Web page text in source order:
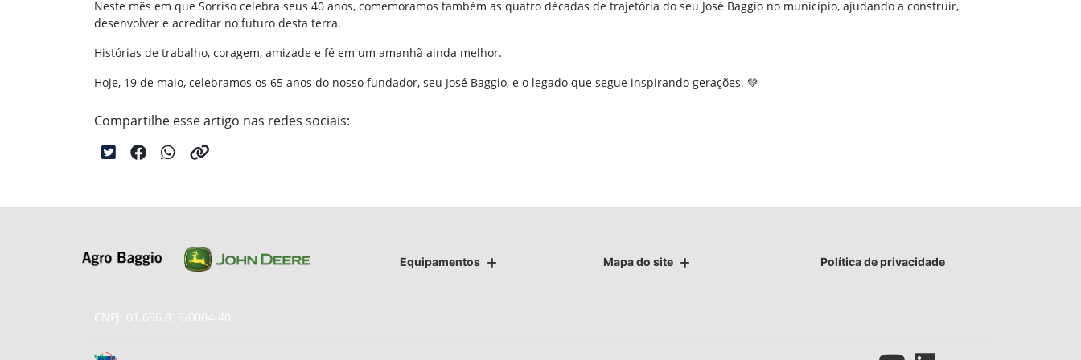
Neste mês em que Sorriso celebra seus 40 anos, comemoramos também as quatro décadas de trajetória do seu José Baggio no município, ajudando a construir,
desenvolver e acreditar no futuro desta terra.
Histórias de trabalho, coragem, amizade e fé em um amanhã ainda melhor.
Hoje, 19 de maio, celebramos os 65 anos do nosso fundador, seu José Baggio, e o legado que segue inspirando gerações. 💚
Compartilhe esse artigo nas redes sociais:
Equipamentos Mapa do site Política de privacidade
CNPJ: 01.696.819/0004-40